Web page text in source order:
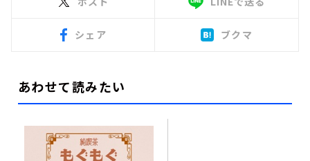
シェア ブクマ
あわせて読みたい